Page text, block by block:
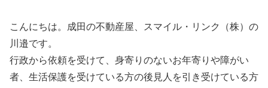
こんにちは。成田の不動産屋、スマイル・リンク（株）の
川邉です。
行政から依頼を受けて、身寄りのないお年寄りや障がい
者、生活保護を受けている方の後見人を引き受けている方